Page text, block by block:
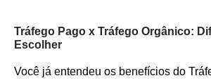
Tráfego Pago x Tráfego Orgânico:
Escolher
Você já entendeu os benefícios do